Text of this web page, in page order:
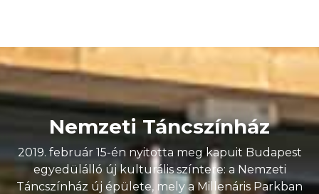
Nemzeti Táncszínház
2019. február 15-én nyitotta meg kapuit Budapest
egyedülálló új kulturális színtere: a Nemzeti
Táncszínház új épülete, mely a Millenáris Parkban